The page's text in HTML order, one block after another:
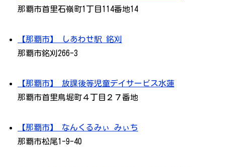
那覇市首里石嶺町1丁目114番地14
【那覇市】 しあわせ駅 銘刈
那覇市銘刈266-3
【那覇市】 放課後等児童デイサービス水蓮
那覇市首里鳥堀町４丁目２７番地
【那覇市】 なんくるみぃ みぃち
那覇市松尾1-9-40